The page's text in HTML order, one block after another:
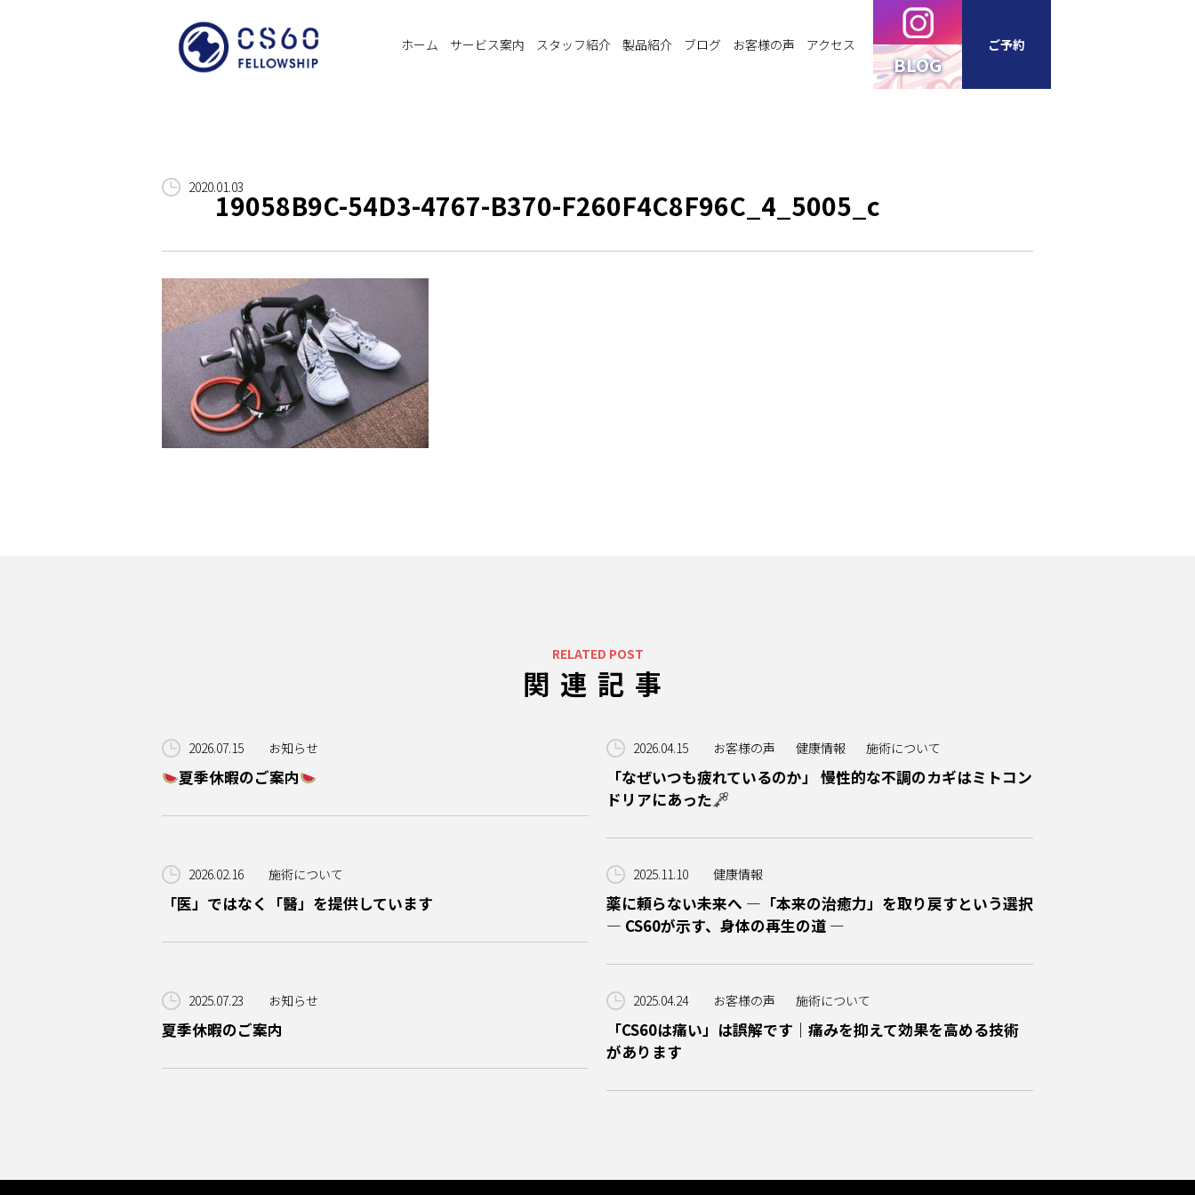
ホーム サービス案内 スタッフ紹介 製品紹介 ブログ お客様の声 アクセス
BLOG
ご予約
2020.01.03
19058B9C-54D3-4767-B370-F260F4C8F96C_4_5005_c
RELATED POST
関連記事
2026.07.15 お知らせ
夏季休暇のご案内
2026.04.15 お客様の声 健康情報 施術について
「なぜいつも疲れているのか」 慢性的な不調のカギはミトコン
ドリアにあった
2026.02.16 施術について
「医」ではなく「醫」を提供しています
2025.11.10 健康情報
薬に頼らない未来へ —「本来の治癒力」を取り戻すという選択
― CS60が示す、身体の再生の道 ―
2025.07.23 お知らせ
夏季休暇のご案内
2025.04.24 お客様の声 施術について
「CS60は痛い」は誤解です｜痛みを抑えて効果を高める技術
があります